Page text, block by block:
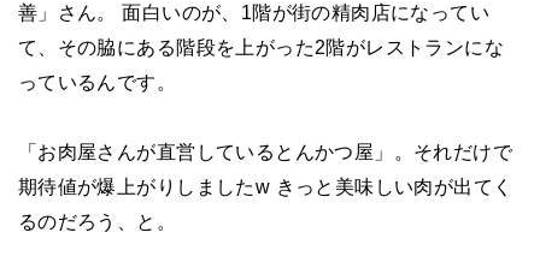
善」さん。 面白いのが、1階が街の精肉店になってい
て、その脇にある階段を上がった2階がレストランにな
っているんです。
「お肉屋さんが直営しているとんかつ屋」。それだけで
期待値が爆上がりしましたw きっと美味しい肉が出てく
るのだろう、と。